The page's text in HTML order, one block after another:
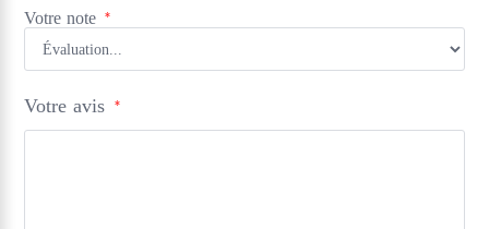
Votre note *
Votre avis *